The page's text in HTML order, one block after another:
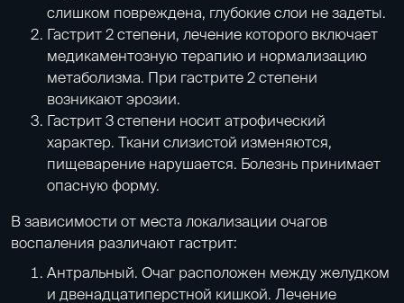
слишком повреждена, глубокие слои не задеты.
Гастрит 2 степени, лечение которого включает
медикаментозную терапию и нормализацию
метаболизма. При гастрите 2 степени
возникают эрозии.
Гастрит 3 степени носит атрофический
характер. Ткани слизистой изменяются,
пищеварение нарушается. Болезнь принимает
опасную форму.
В зависимости от места локализации очагов
воспаления различают гастрит:
Антральный. Очаг расположен между желудком
и двенадцатиперстной кишкой. Лечение